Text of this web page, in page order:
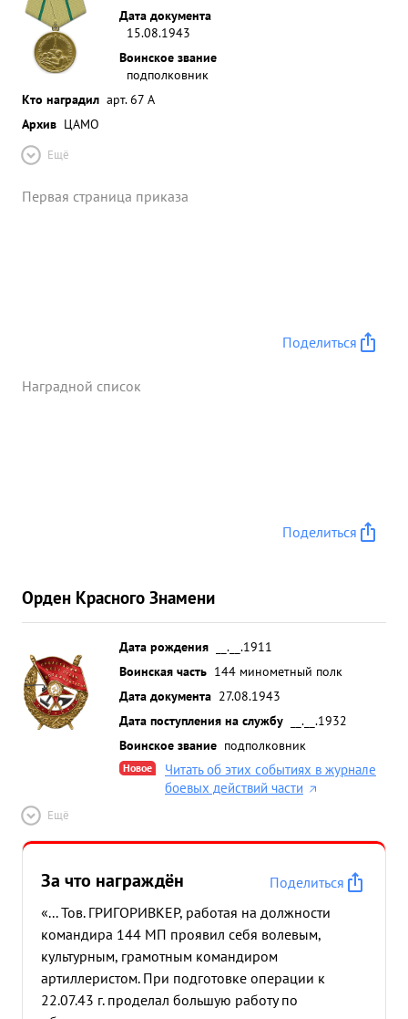
Дата документа
15.08.1943
Воинское звание
подполковник
Кто наградил арт. 67 А
Архив ЦАМО
Ещё
Первая страница приказа
Поделиться
Наградной список
Поделиться
Орден Красного Знамени
Дата рождения
__.__.1911
Воинская часть 144 минометный полк
Дата документа 27.08.1943
Дата поступления на службу
__.__.1932
Воинское звание подполковник
Новое
Читать об этих событиях в журнале
боевых действий части
Ещё
За что награждён
Поделиться
«... Тов. ГРИГОРИВКЕР, работая на должности
командира 144 МП проявил себя волевым,
культурным, грамотным командиром
артиллеристом. При подготовке операции к
22.07.43 г. проделал большую работу по